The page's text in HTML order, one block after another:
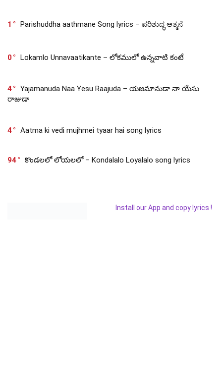
1 Parishuddha aathmane Song lyrics – ಪರಿಶುದ್ಧ ಆತ್ಮನೆ
0 Lokamlo Unnavaatikante – లోకములో ఉన్నవాటి కంటే
4
Yajamanuda Naa Yesu Raajuda – యజమానుడా నా యేసు
రాజుడా
4 Aatma ki vedi mujhmei tyaar hai song lyrics
94 కొండలలో లోయలలో – Kondalalo Loyalalo song lyrics
Install our App and copy lyrics !